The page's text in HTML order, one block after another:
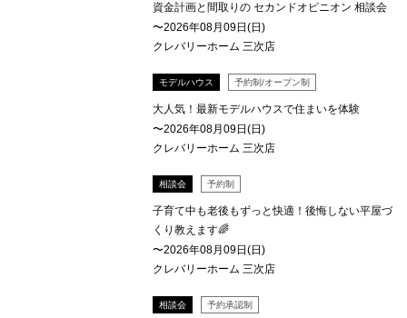
資金計画と間取りの セカンドオピニオン 相談会
〜2026年08月09日(日)
クレバリーホーム 三次店
モデルハウス 予約制/オープン制
大人気！最新モデルハウスで住まいを体験
〜2026年08月09日(日)
クレバリーホーム 三次店
相談会 予約制
子育て中も老後もずっと快適！後悔しない平屋づ
くり教えます🌈
〜2026年08月09日(日)
クレバリーホーム 三次店
相談会 予約承認制